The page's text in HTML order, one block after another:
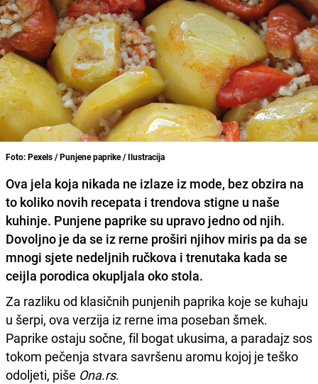
Foto: Pexels / Punjene paprike / Ilustracija
Ova jela koja nikada ne izlaze iz mode, bez obzira na
to koliko novih recepata i trendova stigne u naše
kuhinje. Punjene paprike su upravo jedno od njih.
Dovoljno je da se iz rerne proširi njihov miris pa da se
mnogi sjete nedeljnih ručkova i trenutaka kada se
ceijla porodica okupljala oko stola.
Za razliku od klasičnih punjenih paprika koje se kuhaju
u šerpi, ova verzija iz rerne ima poseban šmek.
Paprike ostaju sočne, fil bogat ukusima, a paradajz sos
tokom pečenja stvara savršenu aromu kojoj je teško
odoljeti, piše Ona.rs.